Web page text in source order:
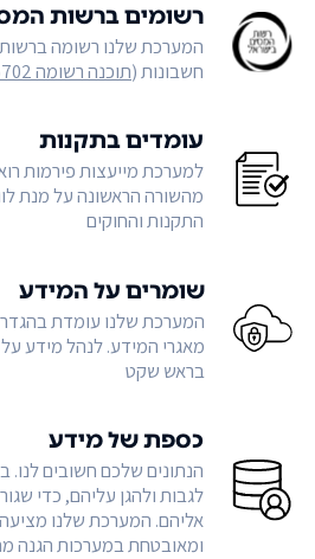
רשומים ברשות
המערכת שלנו רשומה
חשבונות (תוכנה רשומה 00215702 על פי חוק
עומדים בתקנות
למערכת מייעצות פירמות
מהשורה הראשונה על מנת
התקנות והחוקים
שומרים על המידע
המערכת שלנו עומדת
מאגרי המידע. לנהל מידע
בראש שקט
כספת של מידע
הנתונים שלכם חשובים לנו.
לגבות ולהגן עליהם, כדי
אליהם. המערכת שלנו
ומאובטחת במערכות הגנה